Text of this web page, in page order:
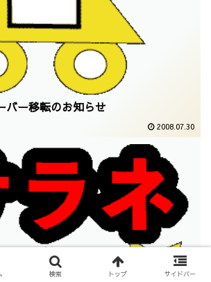
ー移転のお知らせ
2008.07.30
検索 トップ サイドバー